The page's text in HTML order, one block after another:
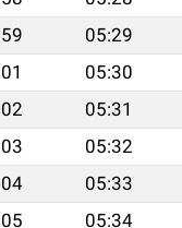
05:29
05:30
05:31
05:32
05:33
05:34